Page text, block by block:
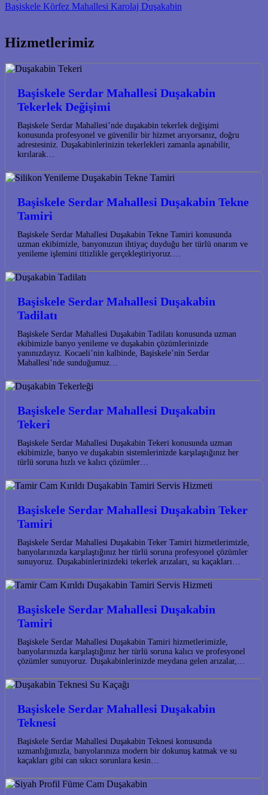
Başiskele Körfez Mahallesi Karolaj Duşakabin
Hizmetlerimiz
Başiskele Serdar Mahallesi Duşakabin
Tekerlek Değişimi
Başiskele Serdar Mahallesi’nde duşakabin tekerlek değişimi
konusunda profesyonel ve güvenilir bir hizmet arıyorsanız, doğru
adrestesiniz. Duşakabinlerinizin tekerlekleri zamanla aşınabilir,
kırılarak…
Başiskele Serdar Mahallesi Duşakabin Tekne
Tamiri
Başiskele Serdar Mahallesi Duşakabin Tekne Tamiri konusunda
uzman ekibimizle, banyonuzun ihtiyaç duyduğu her türlü onarım ve
yenileme işlemini titizlikle gerçekleştiriyoruz.…
Başiskele Serdar Mahallesi Duşakabin
Tadilatı
Başiskele Serdar Mahallesi Duşakabin Tadilatı konusunda uzman
ekibimizle banyo yenileme ve duşakabin çözümlerinizde
yanınızdayız. Kocaeli’nin kalbinde, Başiskele’nin Serdar
Mahallesi’nde sunduğumuz…
Başiskele Serdar Mahallesi Duşakabin
Tekeri
Başiskele Serdar Mahallesi Duşakabin Tekeri konusunda uzman
ekibimizle, banyo ve duşakabin sistemlerinizde karşılaştığınız her
türlü soruna hızlı ve kalıcı çözümler…
Başiskele Serdar Mahallesi Duşakabin Teker
Tamiri
Başiskele Serdar Mahallesi Duşakabin Teker Tamiri hizmetlerimizle,
banyolarınızda karşılaştığınız her türlü soruna profesyonel çözümler
sunuyoruz. Duşakabinlerinizdeki tekerlek arızaları, su kaçakları…
Başiskele Serdar Mahallesi Duşakabin
Tamiri
Başiskele Serdar Mahallesi Duşakabin Tamiri hizmetlerimizle,
banyolarınızda karşılaştığınız her türlü soruna kalıcı ve profesyonel
çözümler sunuyoruz. Duşakabinlerinizde meydana gelen arızalar,…
Başiskele Serdar Mahallesi Duşakabin
Teknesi
Başiskele Serdar Mahallesi Duşakabin Teknesi konusunda
uzmanlığımızla, banyolarınıza modern bir dokunuş katmak ve su
kaçakları gibi can sıkıcı sorunlara kesin…